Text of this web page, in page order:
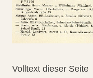
Volltext dieser Seite